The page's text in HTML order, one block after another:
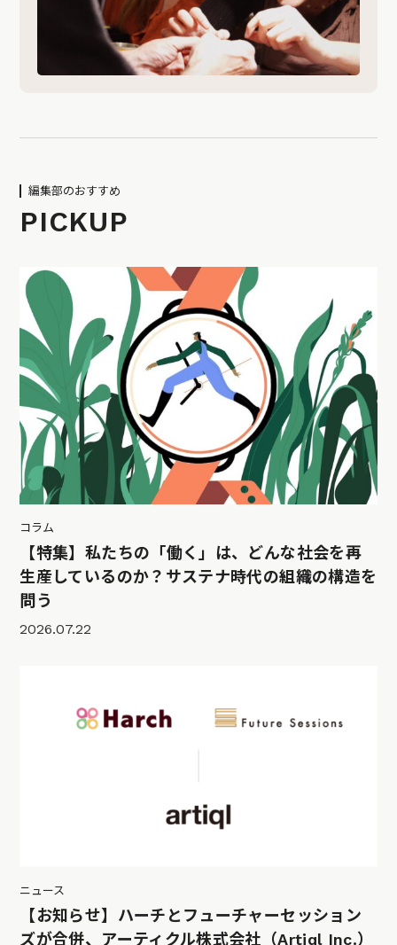
編集部のおすすめ
PICKUP
コラム
【特集】私たちの「働く」は、どんな社会を再
生産しているのか？サステナ時代の組織の構造を
問う
2026.07.22
ニュース
【お知らせ】ハーチとフューチャーセッション
ズが合併、アーティクル株式会社（Artiql Inc.）